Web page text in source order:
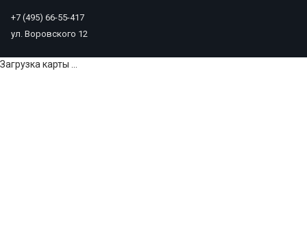
+7 (495) 66-55-417
ул. Воровского 12
Загрузка карты ...